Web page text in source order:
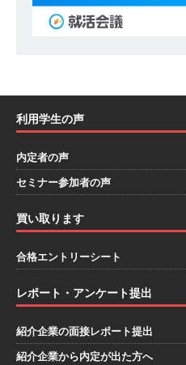
部を体験で
日 ｜ 創立
鋼材加工メ
財に成長す
ルテック
[ 2026年5月
利用学生の声
内定者の声
セミナー参加者の声
買い取ります
合格エントリーシート
レポート・アンケート提出
紹介企業の面接レポート提出
紹介企業から内定が出た方へ